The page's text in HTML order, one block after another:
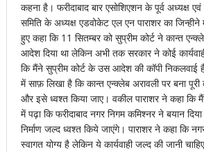
कहना है। फरीदाबाद बार एसोशिएशन के पूर्व अध्यक्ष एवं
समिति के अध्यक्ष एडवोकेट एल एन पाराशर का जिन्हीने
हुए कहा कि 11 सितम्बर को सुप्रीम कोर्ट ने कान्त
आदेश दिया था लेकिन अभी तक सरकार ने कोई
कि मैंने सुप्रीम कोर्ट के उस आदेश की कॉपी
में साफ़ लिखा है कि कान्त एन्क्लेब अरावली पर बना
और इसे ध्वश्त किया जाए। वकील पाराशर ने कहा कि
में पढ़ा कि फरीदाबाद नगर निगम कमिश्नर ने बयान
निर्माण जल्द ध्वश्त किये जाएंगे। पाराशर ने कहा कि
स्वागत योग्य है लेकिन ये कार्यवाही जल्द की जानी